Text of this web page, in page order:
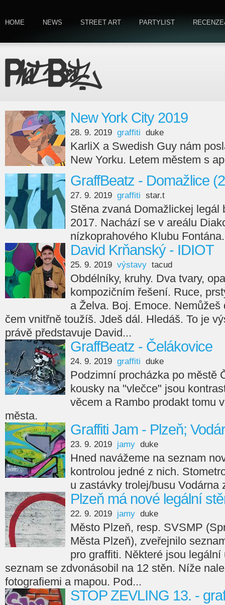
HOME NEWS STREET ART PARTYLIST
New York City 2019
28. 9. 2019 graffiti duke
KarliX a Swedish Guy nám
New Yorku. Letem městem s
GraffBeatz - Domažlice
27. 9. 2019 graffiti star.t
Stěna zvaná Domažlickej legál
2017. Nachází se v areálu
nízkoprahového Klubu Fontána.
David Krňanský - IDIOT
25. 9. 2019 výstavy tacud
Obdélníky, kruhy. Dva tvary,
kompozičním řešení. Ruce,
a Želva. Boj. Emoce.
čem vnitřně toužíš. Jdeš dál. Hledáš. To je
právě představuje David...
GraffBeatz - Čelákovice
24. 9. 2019 graffiti duke
Podzimní procházka po městě
kousky na "vlečce" jsou
věcem a Rambo prodakt tomu
města.
Graffiti Jam - Plzeň;
23. 9. 2019 jamy duke
Hned navážeme na seznam
kontrolou jedné z nich.
u zastávky trolej/busu Vodárna
Plzeň má nové legální
22. 9. 2019 jamy duke
Město Plzeň, resp. SVSMP
Města Plzeň), zveřejnilo
pro graffiti. Některé jsou
seznam se zdvonásobil na 12 stěn. Níže
fotografiemi a mapou. Pod...
STOP ZEVLING 13. -